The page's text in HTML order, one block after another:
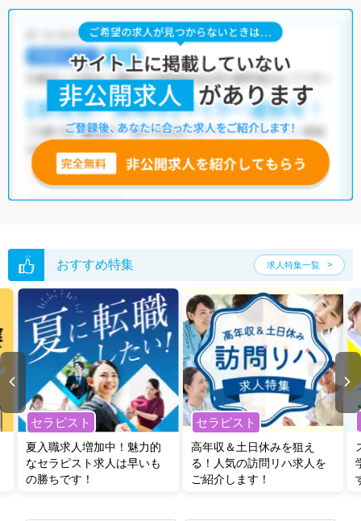
おすすめ特集 求人特集一覧
セラピスト
夏入職求人増加中！魅力的
なセラピスト求人は早いも
の勝ちです！
セラピスト
高年収＆土日休みを狙え
る！人気の訪問リハ求人を
ご紹介します！